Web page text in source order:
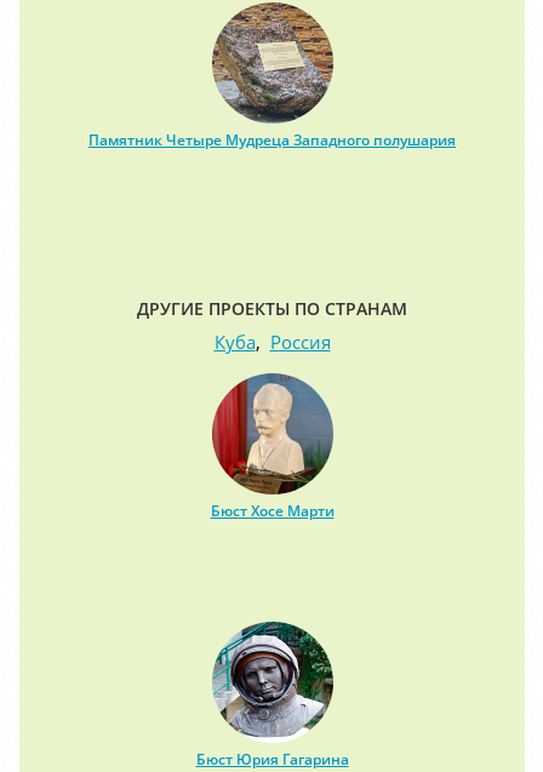
Памятник Четыре Мудреца Западного полушария
ДРУГИЕ ПРОЕКТЫ ПО СТРАНАМ
Куба, Россия
Бюст Хосе Марти
Бюст Юрия Гагарина